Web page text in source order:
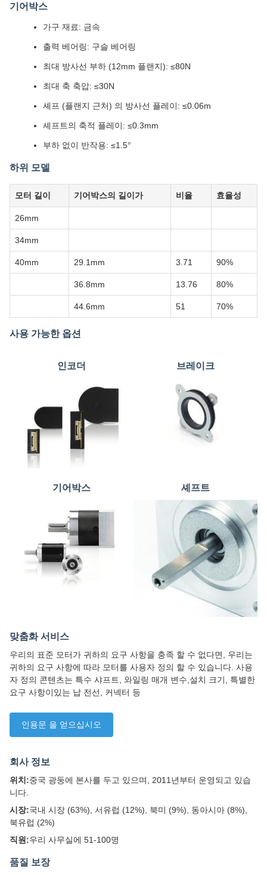
기어박스
가구 재료: 금속
출력 베어링: 구슬 베어링
최대 방사선 부하 (12mm 플랜지): ≤80N
최대 축 축압: ≤30N
셰프 (플랜지 근처) 의 방사선 플레이: ≤0.06m
셰프트의 축적 플레이: ≤0.3mm
부하 없이 반작용: ≤1.5°
하위 모델
모터 길이 기어박스의 길이가 비율 효율성
26mm
34mm
40mm 29.1mm 3.71 90%
36.8mm 13.76 80%
44.6mm 51 70%
사용 가능한 옵션
인코더 브레이크
기어박스 셰프트
맞춤화 서비스
우리의 표준 모터가 귀하의 요구 사항을 충족 할 수 없다면, 우리는
귀하의 요구 사항에 따라 모터를 사용자 정의 할 수 있습니다. 사용
자 정의 콘텐츠는 특수 샤프트, 와일링 매개 변수,설치 크기, 특별한
요구 사항이있는 납 전선, 커넥터 등
인용문 을 얻으십시오
회사 정보
위치:중국 광둥에 본사를 두고 있으며, 2011년부터 운영되고 있습
니다.
시장:국내 시장 (63%), 서유럽 (12%), 북미 (9%), 동아시아 (8%),
북유럽 (2%)
직원:우리 사무실에 51-100명
품질 보장